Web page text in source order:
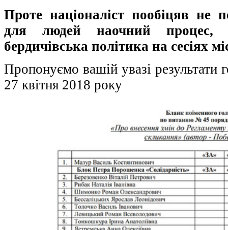
Проте націоналіст пообіцяв не
для людей наочний процес,
бердичівська політика на сесіях
Пропонуємо вашій увазі результати
27 квітня 2018 року